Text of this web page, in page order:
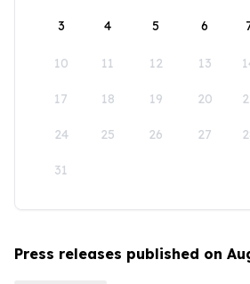
3 4 5 6
10 11 12 13
17 18 19 20
24 25 26 27
31
Press releases published on